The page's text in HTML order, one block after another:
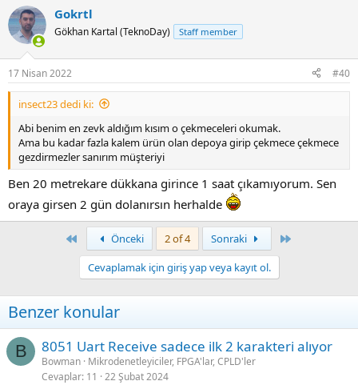
Gokrtl
Gökhan Kartal (TeknoDay) Staff member
17 Nisan 2022 #40
insect23 dedi ki:
Abi benim en zevk aldığım kısım o çekmeceleri okumak.
Ama bu kadar fazla kalem ürün olan depoya girip çekmece çekmece
gezdirmezler sanırım müşteriyi
Ben 20 metrekare dükkana girince 1 saat çıkamıyorum. Sen
oraya girsen 2 gün dolanırsın herhalde
Önceki 2 of 4 Sonraki
Cevaplamak için giriş yap veya kayıt ol.
Benzer konular
B 8051 Uart Receive sadece ilk 2 karakteri alıyor
Bowman Mikrodenetleyiciler, FPGA'lar, CPLD'ler
Cevaplar 11 22 Şubat 2024